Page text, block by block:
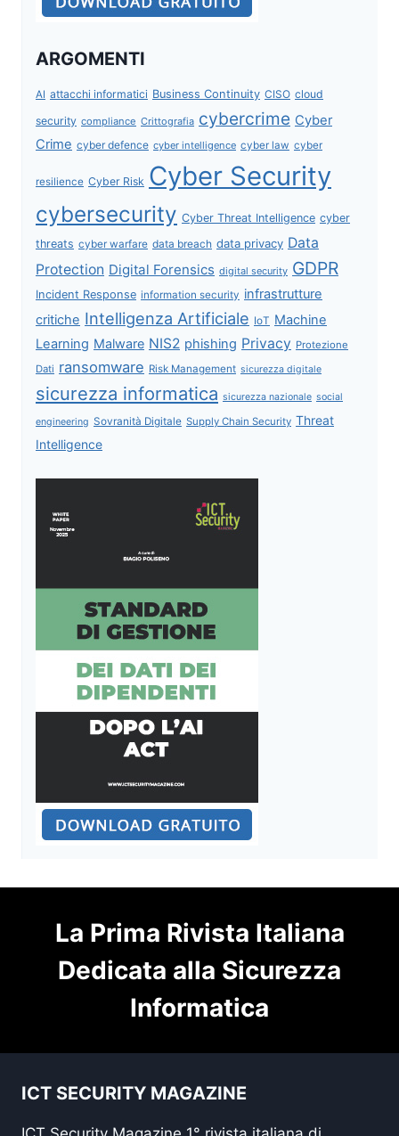
ARGOMENTI
AI attacchi informatici Business Continuity CISO cloud
security compliance Crittografia cybercrime Cyber
Crime cyber defence cyber intelligence cyber law cyber
resilience Cyber Risk Cyber Security
cybersecurity Cyber Threat Intelligence cyber
threats cyber warfare data breach data privacy Data
Protection Digital Forensics digital security GDPR
Incident Response information security infrastrutture
critiche Intelligenza Artificiale IoT Machine
Learning Malware NIS2 phishing Privacy Protezione
Dati ransomware Risk Management sicurezza digitale
sicurezza informatica sicurezza nazionale social
engineering Sovranità Digitale Supply Chain Security Threat
Intelligence
La Prima Rivista Italiana
Dedicata alla Sicurezza
Informatica
ICT SECURITY MAGAZINE